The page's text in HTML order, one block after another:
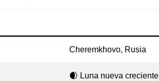
Cheremkhovo, Rusia
🌒 Luna nueva creciente